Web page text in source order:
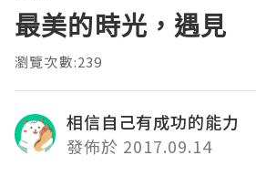
最美的時光，遇見
瀏覽次數:239
相信自己有成功的能力
發佈於 2017.09.14